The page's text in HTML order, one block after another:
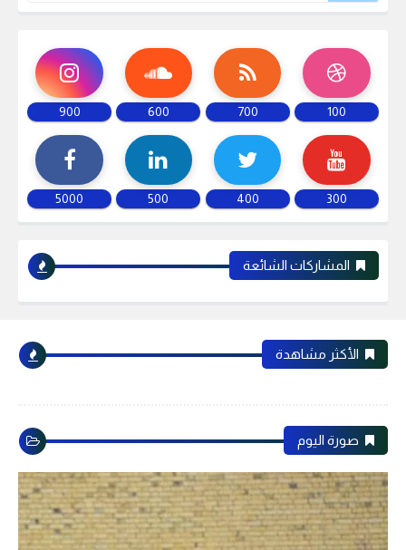
100
700
600
900
300
400
500
5000
المشاركات الشائعة
الأكثر مشاهدة
صورة اليوم